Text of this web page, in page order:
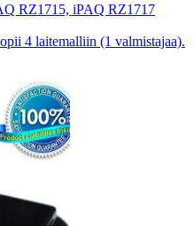
RZ1715, iPAQ RZ1717
4 laitemalliin (1 valmistajaa).